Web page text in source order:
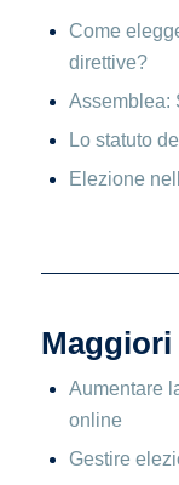
Come
direttive?
Assemblea:
Lo statuto
Elezione
Aumentare
online
Gestire